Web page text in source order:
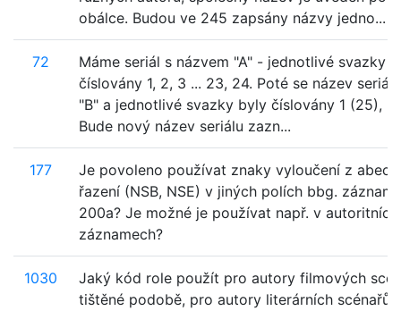
obálce. Budou ve 245 zapsány názvy jedno...
72
Máme seriál s názvem "A" - jednotlivé svazky
číslovány 1, 2, 3 ... 23, 24. Poté se název
"B" a jednotlivé svazky byly číslovány 1 (25), 2
Bude nový název seriálu zazn...
177
Je povoleno používat znaky vyloučení z
řazení (NSB, NSE) v jiných polích bbg.
200a? Je možné je používat např. v autoritních
záznamech?
1030
Jaký kód role použít pro autory filmových
tištěné podobě, pro autory literárních scénařů